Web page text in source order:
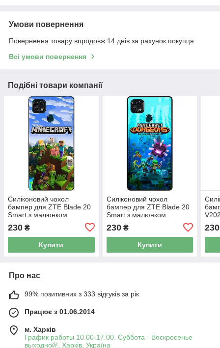
Умови повернення
Повернення товару впродовж 14 днів за рахунок покупця
Всі умови повернення
Подібні товари компанії
Силіконовий чохол
бампер для ZTE Blade 20
Smart з малюнком
230 ₴
Купити
Силіконовий чохол
бампер для ZTE Blade 20
Smart з малюнком
230₴
Купити
230
Про нас
99% позитивних з 333 відгуків за рік
Працює з 01.06.2014
м. Харків
График работы 10.00-17.00. Суббота - Воскресенье
выходной!, Харків, Україна